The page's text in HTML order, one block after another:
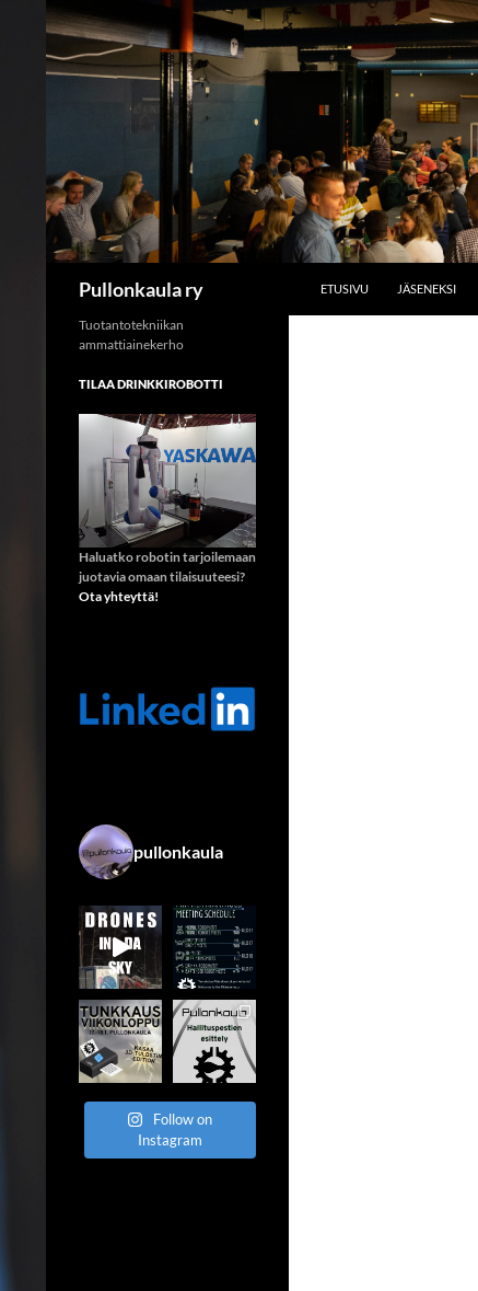
Pullonkaula ry
ETUSIVU
JÄSENEKSI
Tuotantotekniikan
ammattiainekerho
TILAA DRINKKIROBOTTI
Haluatko robotin tarjoilemaan
juotavia omaan tilaisuuteesi?
Ota yhteyttä!
pullonkaula
Follow on
Instagram